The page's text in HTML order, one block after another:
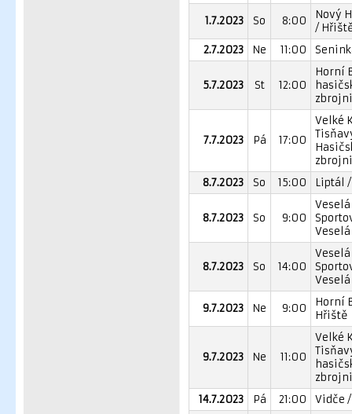
1.7.2023 So 8:00
Nový
/
2.7.2023
Ne 11:00
5.7.2023 St 12:00
Horní
7.7.2023 Pá 17:00
Velké
8.7.2023
So 15:00 Liptál
8.7.2023 So 9:00
Veselá
8.7.2023 So 14:00
Veselá
9.7.2023 Ne 9:00
Horní
Hřiště
9.7.2023 Ne 11:00
Velké
14.7.2023
Pá 21:00 Vidče